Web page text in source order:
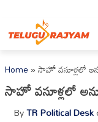
Home»సాహో వ‌సూళ్ల‌లో
సాహో వ‌సూళ్ల‌లో
ByTR Political Desk